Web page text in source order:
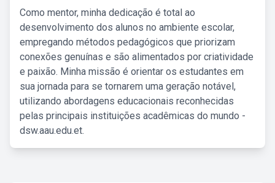
Como mentor, minha dedicação é total ao
desenvolvimento dos alunos no ambiente escolar,
empregando métodos pedagógicos que priorizam
conexões genuínas e são alimentados por criatividade
e paixão. Minha missão é orientar os estudantes em
sua jornada para se tornarem uma geração notável,
utilizando abordagens educacionais reconhecidas
pelas principais instituições acadêmicas do mundo -
dsw.aau.edu.et.